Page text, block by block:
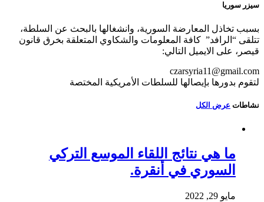
سيزر سوريا
بسبب تخاذل المعارضة السورية، وانشغالها بالبحث عن السلطة،
تتلقى “الرافد” كافة المعلومات والشكاوي المتعلقة بخرق قانون
قيصر، على الايميل التالي:
czarsyria11@gmail.com
لتقوم بدورها بإيصالها للسلطات الأمريكية المختصة
نشاطات عرض الكل
ما هي نتائج اللقاء الموسع التركي
السوري في أنقرة.
مايو 29, 2022